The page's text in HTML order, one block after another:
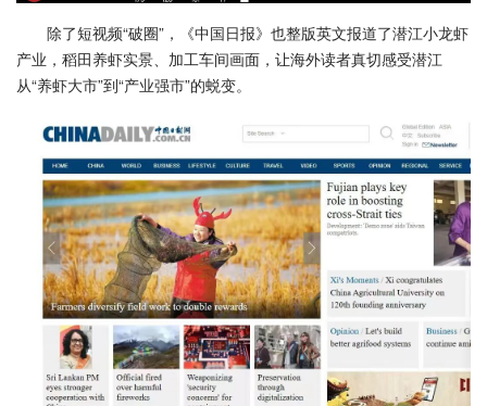
除了短视频“破圈”，《中国日报》也整版英文报道了潜江小龙虾
产业，稻田养虾实景、加工车间画面，让海外读者真切感受潜江
从“养虾大市”到“产业强市”的蜕变。